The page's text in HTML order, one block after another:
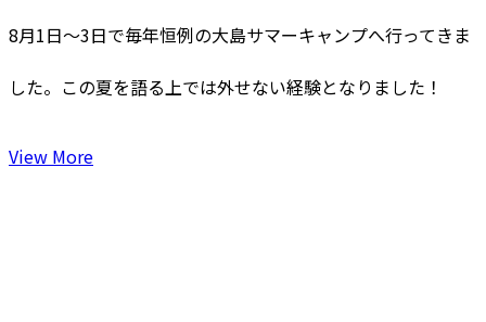
8月1日〜3日で毎年恒例の大島サマーキャンプへ行ってきま
した。この夏を語る上では外せない経験となりました！
View More